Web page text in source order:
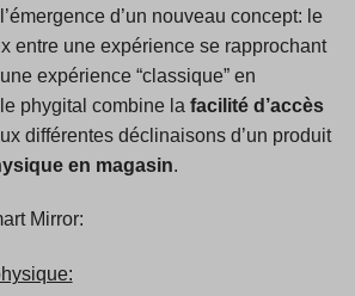
d’un nouveau concept: le
entre une expérience se rapprochant
expérience “classique” en
phygital combine la facilité d’accès
différentes déclinaisons d’un produit
en magasin.
Mirror: